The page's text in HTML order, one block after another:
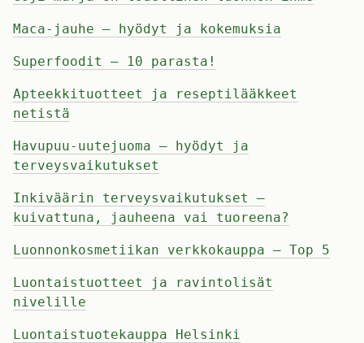
Maca-jauhe – hyödyt ja kokemuksia
Superfoodit – 10 parasta!
Apteekkituotteet ja reseptilääkkeet
netistä
Havupuu-uutejuoma – hyödyt ja
terveysvaikutukset
Inkiväärin terveysvaikutukset –
kuivattuna, jauheena vai tuoreena?
Luonnonkosmetiikan verkkokauppa – Top 5
Luontaistuotteet ja ravintolisät
nivelille
Luontaistuotekauppa Helsinki